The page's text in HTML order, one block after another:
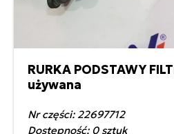
150,00 zł
RURKA PODSTAWY
używana
Nr części: 22697712
Dostępność: 0 sztuk